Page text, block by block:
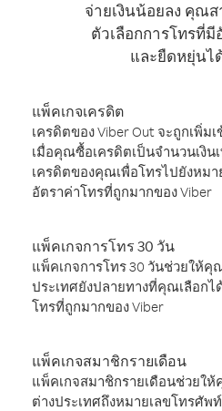
จ่ายเงินน้อยลง คุณส
ตัวเลือกการโทรที่
และยืดหยุ่นไ
แพ็คเกจเครดิต
เครดิตของ Viber Out จะถูกเพิ่
เมื่อคุณซื้อเครดิตเป็นจำนวนเงิ
เครดิตของคุณเพื่อโทรไปยังหม
อัตราค่าโทรที่ถูกมากของ Viber
แพ็คเกจการโทร 30 วัน
แพ็คเกจการโทร 30 วันช่วยให้คุ
ประเทศยังปลายทางที่คุณเลือกไ
โทรที่ถูกมากของ Viber
แพ็คเกจสมาชิกรายเดือน
แพ็คเกจสมาชิกรายเดือนช่วยใ
ต่างประเทศถึงหมายเลขโทรศั